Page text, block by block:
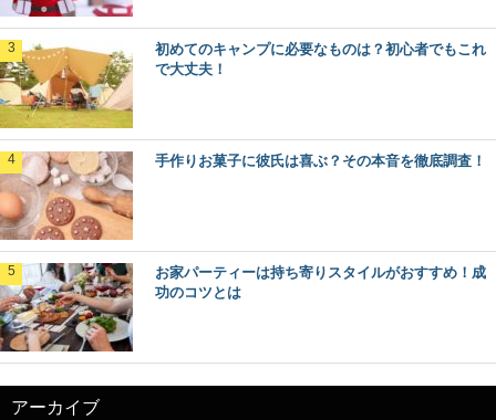
初めてのキャンプに必要なものは？初心者でもこれ
で大丈夫！
手作りお菓子に彼氏は喜ぶ？その本音を徹底調査！
お家パーティーは持ち寄りスタイルがおすすめ！成
功のコツとは
アーカイブ